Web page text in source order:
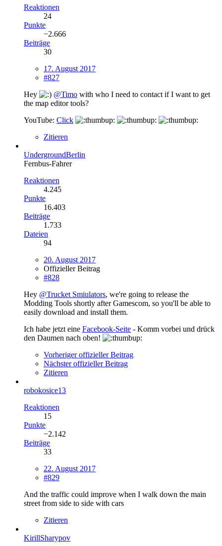
Reaktionen
24
Punkte
−2.666
Beiträge
30
17. August 2017
#827
Hey
@Timo with who I need to contact if I want to get
the map editor tools?
YouTube: Click
Zitieren
UndergroundBerlin
Fernbus-Fahrer
Reaktionen
4.245
Punkte
16.403
Beiträge
1.733
Dateien
94
20. August 2017
Offizieller Beitrag
#828
Hey @Trucket Smiulators, we're going to release the
Modding Tools shortly after Gamescom, so you'll be able to
easily download and install them.
Ich habe jetzt eine Facebook-Seite - Komm vorbei und drück
den Daumen nach oben!
Vorheriger offizieller Beitrag
Nächster offizieller Beitrag
Zitieren
robokosice13
Reaktionen
15
Punkte
−2.142
Beiträge
33
22. August 2017
#829
And the traffic could improve when I walk down the main
street from side to side with cars
Zitieren
KirillSharypov